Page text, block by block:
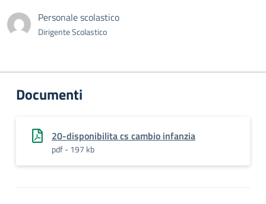
Personale scolastico
Dirigente Scolastico
Documenti
20-disponibilita cs cambio infanzia
pdf - 197 kb